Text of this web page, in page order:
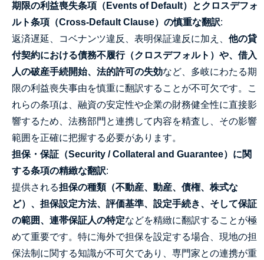
期限の利益喪失条項（Events of Default）とクロスデフォ
ルト条項（Cross-Default Clause）の慎重な翻訳:
返済遅延、コベナンツ違反、表明保証違反に加え、 他の貸
付契約における債務不履行（クロスデフォルト）や、借入
人の破産手続開始、法的許可の失効など、多岐にわたる期
限の利益喪失事由を慎重に翻訳することが不可欠です。こ
れらの条項は、融資の安定性や企業の財務健全性に直接影
響するため、法務部門と連携して内容を精査し、その影響
範囲を正確に把握する必要があります。
担保・保証（Security / Collateral and Guarantee）に関
する条項の精緻な翻訳:
提供される担保の種類（不動産、動産、債権、株式な
ど）、担保設定方法、評価基準、設定手続き、そして保証
の範囲、連帯保証人の特定などを精緻に翻訳することが極
めて重要です。特に海外で担保を設定する場合、現地の担
保法制に関する知識が不可欠であり、専門家との連携が重